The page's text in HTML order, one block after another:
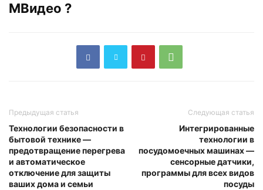
МВидео ?
Предыдущая статья
Технологии безопасности в
бытовой технике —
предотвращение перегрева
и автоматическое
отключение для защиты
ваших дома и семьи
Следующая статья
Интегрированные
технологии в
посудомоечных машинах —
сенсорные датчики,
программы для всех видов
посуды